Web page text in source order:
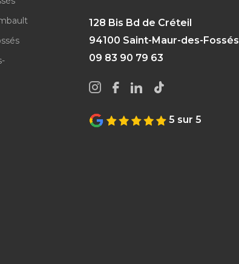
128 Bis Bd de Créteil
94100 Saint-Maur-des-Fossés
09 83 90 79 63
5 sur 5